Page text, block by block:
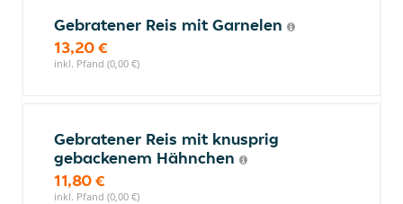
Gebratener Reis mit Garnelen
13,20 €
inkl. Pfand (0,00 €)
Gebratener Reis mit knusprig
gebackenem Hähnchen
11,80 €
inkl. Pfand (0,00 €)